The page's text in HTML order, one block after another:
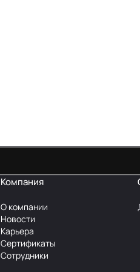
Компания
О компании
Новости
Карьера
Сертификаты
Сотрудники